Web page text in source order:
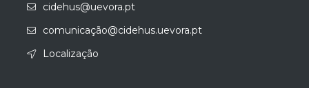
cidehus@uevora.pt
comunicação@cidehus.uevora.pt
Localização